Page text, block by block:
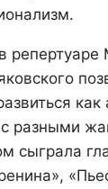
репертуаре
как
с разными
сыграла